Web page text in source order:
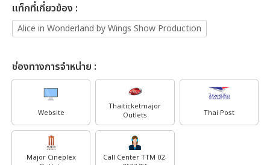
เเท็กที่เกี่ยวข้อง :
Alice in Wonderland by Wings Show Production
ช่องทางการจำหน่าย :
Website
Thaiticketmajor
Outlets
Thai Post
Major Cineplex
Call Center TTM 02-